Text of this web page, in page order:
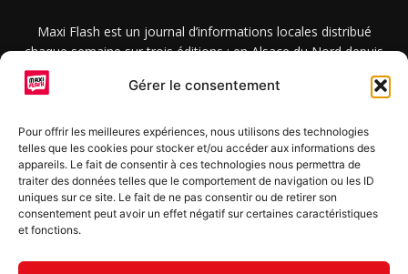
Gérer le consentement
Pour offrir les meilleures expériences, nous utilisons des technologies
telles que les cookies pour stocker et/ou accéder aux informations des
appareils. Le fait de consentir à ces technologies nous permettra de
traiter des données telles que le comportement de navigation ou les ID
uniques sur ce site. Le fait de ne pas consentir ou de retirer son
consentement peut avoir un effet négatif sur certaines caractéristiques
et fonctions.
Maxi Flash est un journal d’informations locales distribué
chaque semaine sur trois éditions : en Alsace du Nord depuis
2015, dans les secteurs d’Obernai-Molsheim-Erstein depuis
2022, et à Colmar, Vignoble et Plaine depuis 2023.
SUIVEZ-NOUS
S'inscrire à la newsletter